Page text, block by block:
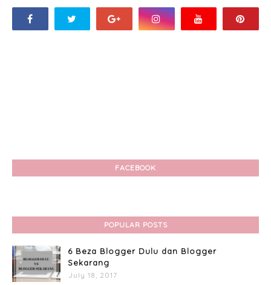
FACEBOOK
POPULAR POSTS
6 Beza Blogger Dulu dan Blogger
Sekarang
July 18, 2017